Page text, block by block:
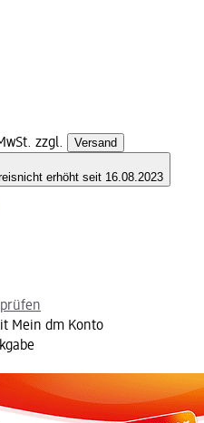
zzgl. Versand
nicht erhöht seit 16.08.2023
Mein dm Konto